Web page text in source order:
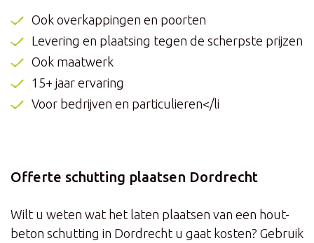
Ook overkappingen en poorten
Levering en plaatsing tegen de scherpste prijzen
Ook maatwerk
15+ jaar ervaring
Voor bedrijven en particulieren</li
Offerte schutting plaatsen Dordrecht
Wilt u weten wat het laten plaatsen van een hout-
beton schutting in Dordrecht u gaat kosten? Gebruik